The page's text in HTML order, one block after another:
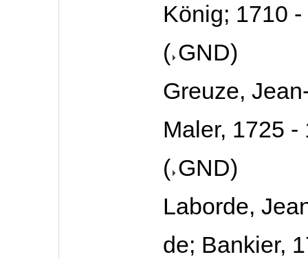
König; 1710
( GND)
Greuze,
Maler, 1725 -
( GND)
Laborde,
de; Bankier,